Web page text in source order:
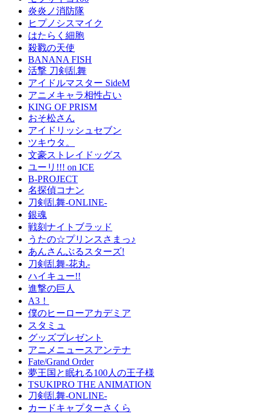
炎炎ノ消防隊
ヒプノシスマイク
はたらく細胞
殺戮の天使
BANANA FISH
活撃 刀剣乱舞
アイドルマスター SideM
アニメキャラ相性占い
KING OF PRISM
おそ松さん
アイドリッシュセブン
ツキウタ。
文豪ストレイドッグス
ユーリ!!! on ICE
B-PROJECT
名探偵コナン
刀剣乱舞-ONLINE-
銀魂
戦刻ナイトブラッド
うたの☆プリンスさまっ♪
あんさんぶるスターズ!
刀剣乱舞-花丸-
ハイキュー!!
進撃の巨人
A3！
僕のヒーローアカデミア
スタミュ
グッズプレゼント
アニメニュースアンテナ
Fate/Grand Order
夢王国と眠れる100人の王子様
TSUKIPRO THE ANIMATION
刀剣乱舞-ONLINE-
カードキャプターさくら